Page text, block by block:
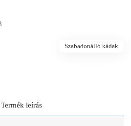
Szabadonálló kádak
Termék leírás